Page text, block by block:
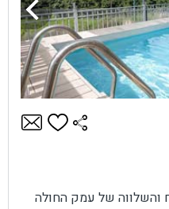
והשלווה של עמק החולה